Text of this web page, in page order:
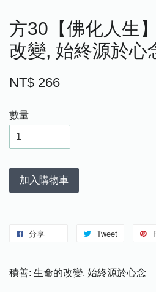
方30【佛化人生
改變, 始終源於心
NT$ 266
數量
加入購物車
分享 Tweet
積善: 生命的改變, 始終源於心念